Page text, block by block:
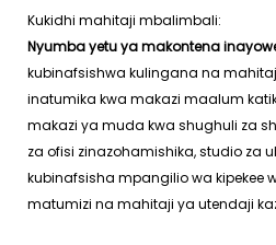
Kukidhi mahitaji mbalimbali:
Nyumba yetu ya makontena
kubinafsishwa kulingana na
inatumika kwa makazi maalum
makazi ya muda kwa shughuli za
za ofisi zinazohamishika, studio za
kubinafsisha mpangilio wa kipekee
matumizi na mahitaji ya utendaji